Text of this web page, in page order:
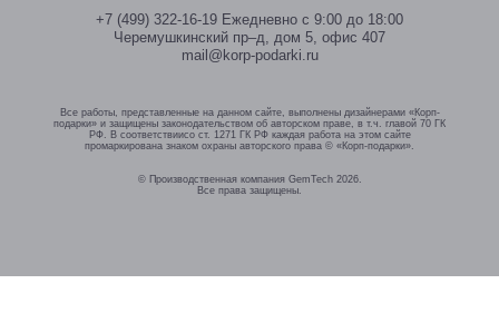
+7 (499) 322-16-19 Ежедневно с 9:00 до 18:00
Черемушкинский пр–д, дом 5, офис 407
mail@korp-podarki.ru
Все работы, представленные на данном сайте, выполнены дизайнерами «Корп-
подарки» и защищены законодательством об авторском праве, в т.ч. главой 70 ГК
РФ. В соответствиисо ст. 1271 ГК РФ каждая работа на этом сайте
промаркирована знаком охраны авторского права © «Корп-подарки».
© Производственная компания GemTech 2026.
Все права защищены.